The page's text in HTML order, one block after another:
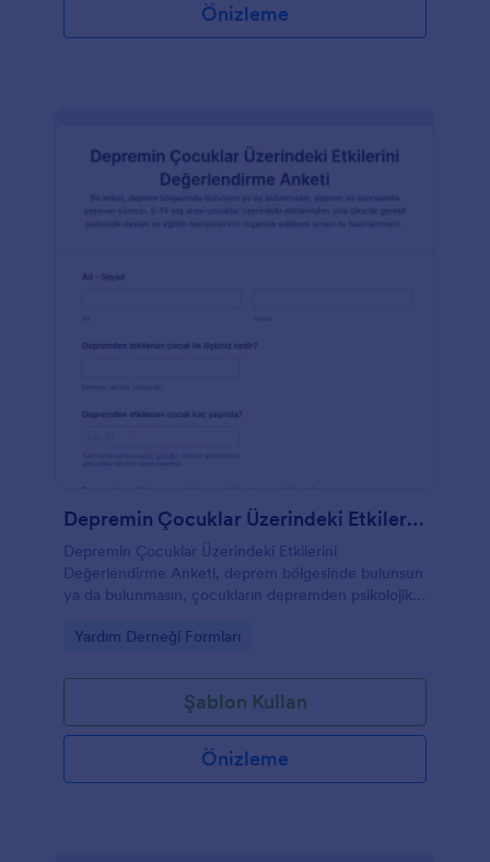
Önizleme
Depremin Çocuklar Üzerindeki Etkilerini Değerlendirme Anketi
Depremin Çocuklar Üzerindeki Etkilerini
Değerlendirme Anketi, deprem bölgesinde bulunsun
ya da bulunmasın, çocukların depremden psikolojik
gözlemlemeyi amaçlayan çevrimiçi bir formdur.
Go to Category:
Yardım Derneği Formları
Şablon Kullan
Önizleme